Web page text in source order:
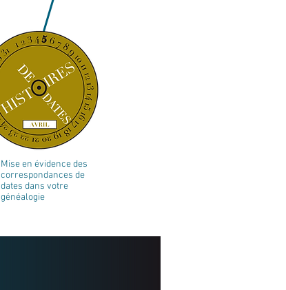
Mise en évidence des
correspondances de
dates dans votre
généalogie